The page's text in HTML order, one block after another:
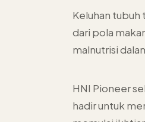
Keluhan
dari pola
malnutrisi
HNI Pioneer
hadir untuk